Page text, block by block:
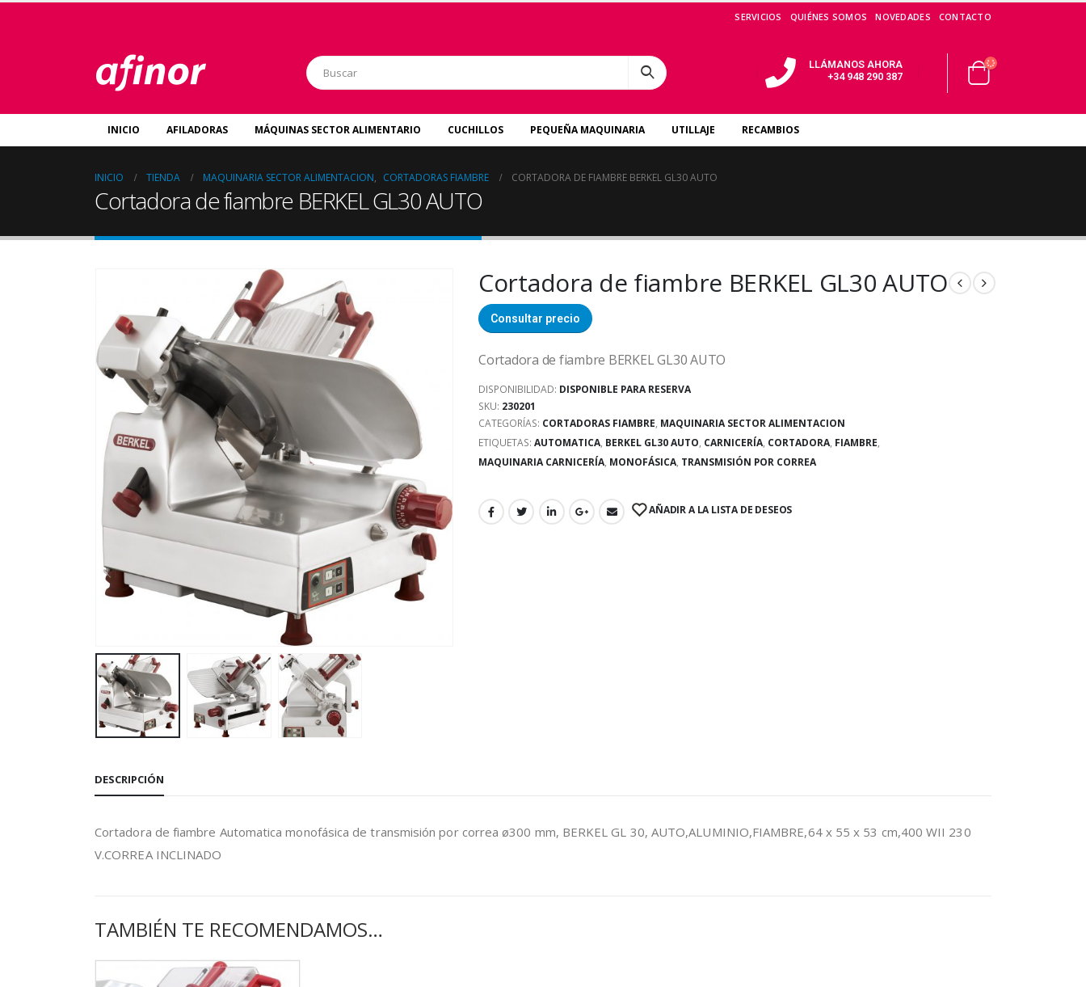
SERVICIOS QUIÉNES SOMOS NOVEDADES CONTACTO
LLÁMANOS AHORA
+34 948 290 387
INICIO AFILADORAS MÁQUINAS SECTOR ALIMENTARIO CUCHILLOS PEQUEÑA MAQUINARIA UTILLAJE RECAMBIOS
INICIO TIENDA MAQUINARIA SECTOR ALIMENTACION, CORTADORAS FIAMBRE CORTADORA DE FIAMBRE BERKEL GL30 AUTO
Cortadora de fiambre BERKEL GL30 AUTO
Cortadora de fiambre BERKEL GL30 AUTO
Consultar precio
Cortadora de fiambre BERKEL GL30 AUTO
DISPONIBILIDAD: DISPONIBLE PARA RESERVA
SKU: 230201
CATEGORÍAS: CORTADORAS FIAMBRE, MAQUINARIA SECTOR ALIMENTACION
ETIQUETAS: AUTOMATICA, BERKEL GL30 AUTO, CARNICERÍA, CORTADORA, FIAMBRE,
MAQUINARIA CARNICERÍA, MONOFÁSICA, TRANSMISIÓN POR CORREA
AÑADIR A LA LISTA DE DESEOS
DESCRIPCIÓN
Cortadora de fiambre Automatica monofásica de transmisión por correa ø300 mm, BERKEL GL 30, AUTO,ALUMINIO,FIAMBRE,64 x 55 x 53 cm,400 WII 230
V.CORREA INCLINADO
TAMBIÉN TE RECOMENDAMOS…